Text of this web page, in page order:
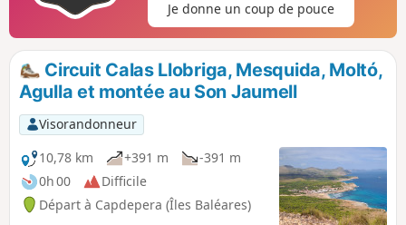
rugueuse et vitale.
Je donne un coup de pouce
Circuit Calas Llobriga, Mesquida, Moltó,
Agulla et montée au Son Jaumell
Visorandonneur
10,78 km
+391 m
-391 m
0h 00
Difficile
Départ à Capdepera (Îles Baléares)